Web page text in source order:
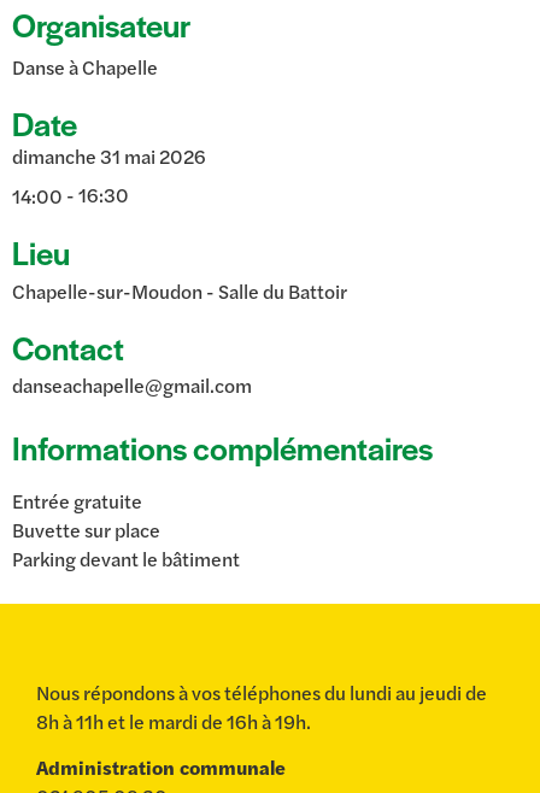
Organisateur
Danse à Chapelle
Date
dimanche 31 mai 2026
14:00 - 16:30
Lieu
Chapelle-sur-Moudon- Salle du Battoir
Contact
danseachapelle@gmail.com
Informations complémentaires
Entrée gratuite
Buvette sur place
Parking devant le bâtiment
Nous répondons à vos téléphones du lundi au jeudi de
8h à 11h et le mardi de 16h à 19h.
Administration communale